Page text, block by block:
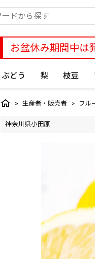
お盆休み期間中は
ぶどう 梨 枝豆
生産者・販売者 フル
神奈川県小田原